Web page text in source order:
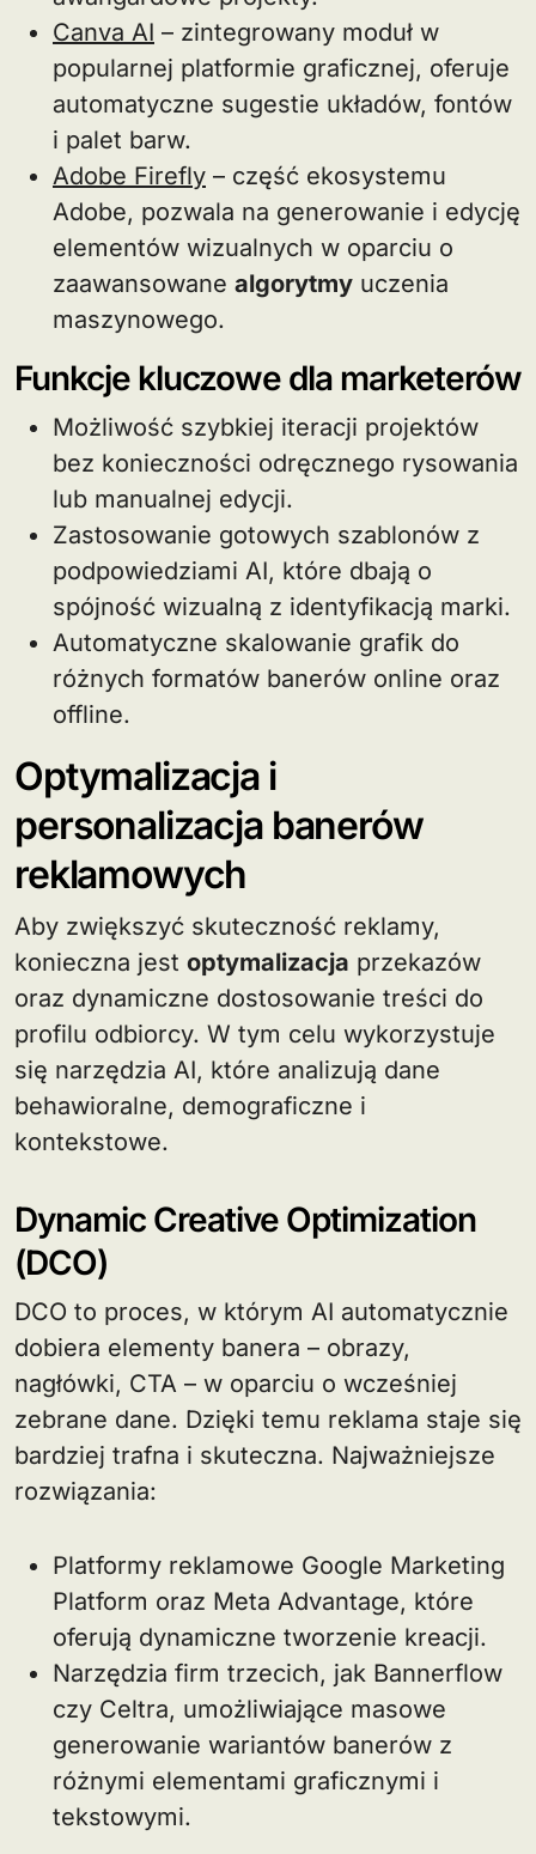
Canva AI – zintegrowany moduł w
popularnej platformie graficznej, oferuje
automatyczne sugestie układów, fontów
i palet barw.
Adobe Firefly – część ekosystemu
Adobe, pozwala na generowanie i edycję
elementów wizualnych w oparciu o
zaawansowane algorytmy uczenia
maszynowego.
Funkcje kluczowe dla marketerów
Możliwość szybkiej iteracji projektów
bez konieczności odręcznego rysowania
lub manualnej edycji.
Zastosowanie gotowych szablonów z
podpowiedziami AI, które dbają o
spójność wizualną z identyfikacją marki.
Automatyczne skalowanie grafik do
różnych formatów banerów online oraz
offline.
Optymalizacja i
personalizacja banerów
reklamowych
Aby zwiększyć skuteczność reklamy,
konieczna jest optymalizacja przekazów
oraz dynamiczne dostosowanie treści do
profilu odbiorcy. W tym celu wykorzystuje
się narzędzia AI, które analizują dane
behawioralne, demograficzne i
kontekstowe.
Dynamic Creative Optimization
(DCO)
DCO to proces, w którym AI automatycznie
dobiera elementy banera – obrazy,
nagłówki, CTA – w oparciu o wcześniej
zebrane dane. Dzięki temu reklama staje się
bardziej trafna i skuteczna. Najważniejsze
rozwiązania:
Platformy reklamowe Google Marketing
Platform oraz Meta Advantage, które
oferują dynamiczne tworzenie kreacji.
Narzędzia firm trzecich, jak Bannerflow
czy Celtra, umożliwiające masowe
generowanie wariantów banerów z
różnymi elementami graficznymi i
tekstowymi.